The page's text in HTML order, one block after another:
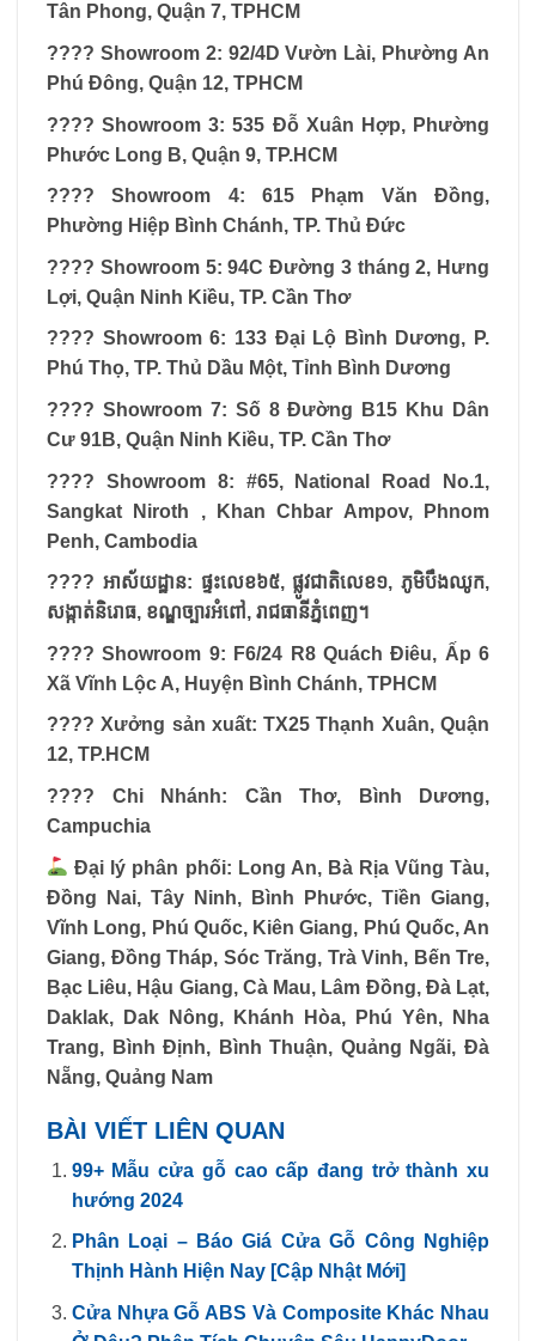
Tân Phong, Quận 7, TPHCM
???? Showroom 2: 92/4D Vườn Lài, Phường An
Phú Đông, Quận 12, TPHCM
???? Showroom 3: 535 Đỗ Xuân Hợp, Phường
Phước Long B, Quận 9, TP.HCM
???? Showroom 4: 615 Phạm Văn Đồng,
Phường Hiệp Bình Chánh, TP. Thủ Đức
???? Showroom 5: 94C Đường 3 tháng 2, Hưng
Lợi, Quận Ninh Kiều, TP. Cần Thơ
???? Showroom 6: 133 Đại Lộ Bình Dương, P.
Phú Thọ, TP. Thủ Dầu Một, Tỉnh Bình Dương
???? Showroom 7: Số 8 Đường B15 Khu Dân
Cư 91B, Quận Ninh Kiều, TP. Cần Thơ
???? Showroom 8: #65, National Road No.1,
Sangkat Niroth , Khan Chbar Ampov, Phnom
Penh, Cambodia
???? អាស័យដ្ឋាន: ផ្ទះលេខ៦៥,ផ្លូវជាតិលេខ១, ភូមិបឹងឈូក,
សង្កាត់និរោធ, ខណ្ឌច្បារអំពៅ, រាជធានីភ្នំពេញ។
???? Showroom 9: F6/24 R8 Quách Điêu, Ấp 6
Xã Vĩnh Lộc A, Huyện Bình Chánh, TPHCM
???? Xưởng sản xuất: TX25 Thạnh Xuân, Quận
12, TP.HCM
???? Chi Nhánh: Cần Thơ, Bình Dương,
Campuchia
Đại lý phân phối: Long An, Bà Rịa Vũng Tàu,
Đồng Nai, Tây Ninh, Bình Phước, Tiền Giang,
Vĩnh Long, Phú Quốc, Kiên Giang, Phú Quốc, An
Giang, Đồng Tháp, Sóc Trăng, Trà Vinh, Bến Tre,
Bạc Liêu, Hậu Giang, Cà Mau, Lâm Đồng, Đà Lạt,
Daklak, Dak Nông, Khánh Hòa, Phú Yên, Nha
Trang, Bình Định, Bình Thuận, Quảng Ngãi, Đà
Nẵng, Quảng Nam
BÀI VIẾT LIÊN QUAN
99+ Mẫu cửa gỗ cao cấp đang trở thành xu
hướng 2024
Phân Loại – Báo Giá Cửa Gỗ Công Nghiệp
Thịnh Hành Hiện Nay [Cập Nhật Mới]
Cửa Nhựa Gỗ ABS Và Composite Khác Nhau